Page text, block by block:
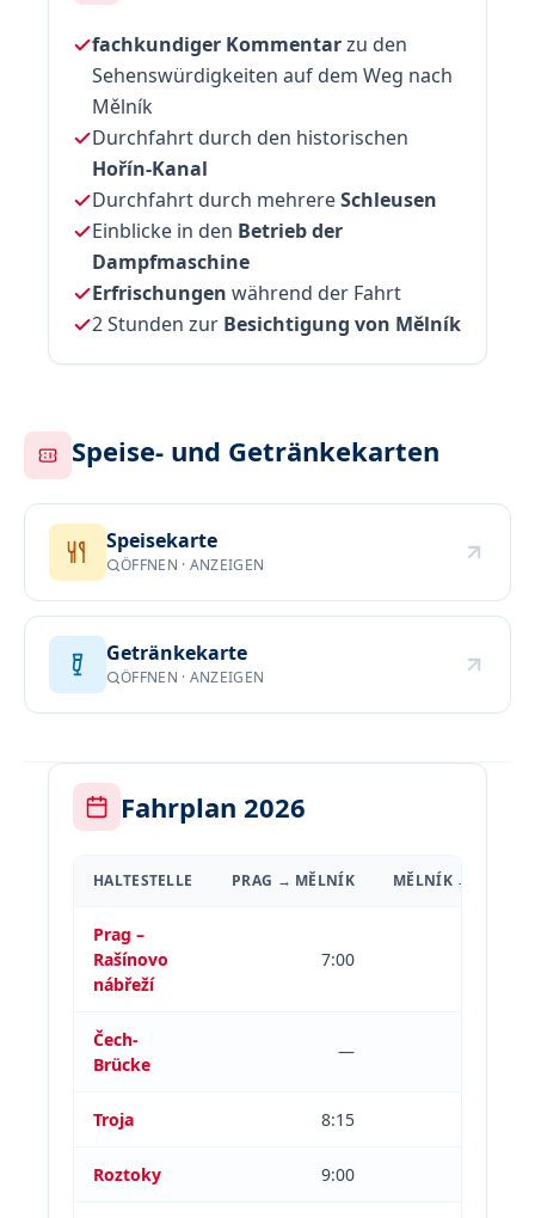
fachkundiger Kommentarzu den
Sehenswürdigkeiten auf dem Weg nach
Mělník
Durchfahrt durch den historischen
Hořín-Kanal
Durchfahrt durch mehrereSchleusen
Einblicke in den Betrieb der
Dampfmaschine
Erfrischungen während der Fahrt
2 Stunden zur Besichtigung von Mělník
Speise- und Getränkekarten
Speisekarte
ÖFFNEN · ANZEIGEN
Getränkekarte
ÖFFNEN · ANZEIGEN
Fahrplan 2026
HALTESTELLE PRAG → MĚLNÍK MĚLNÍK → PRAG
Prag –
Rašínovo
nábřeží
7:00
Čech-
Brücke
—
Troja 8:15
Roztoky 9:00